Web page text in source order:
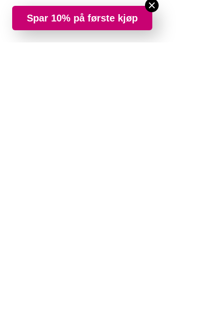
Spar 10% på første kjøp